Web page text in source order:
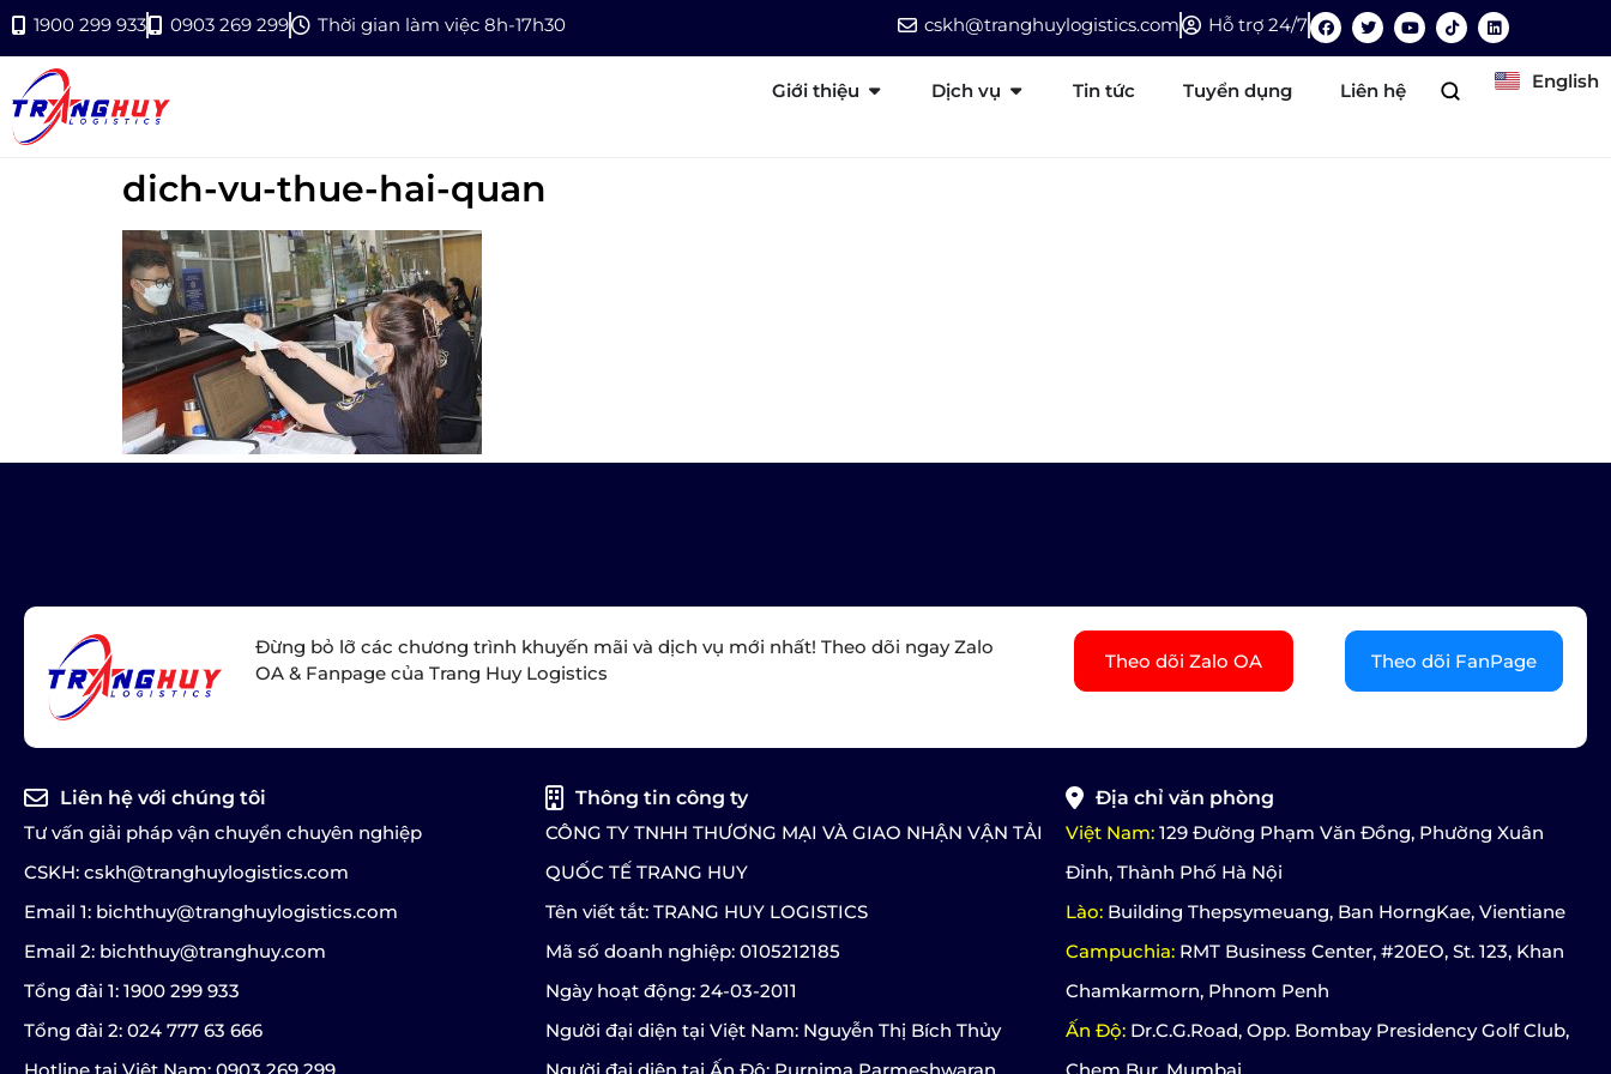
1900 299 933 0903 269 299 Thời gian làm việc 8h-17h30 cskh@tranghuylogistics.com Hỗ trợ 24/7
Giới thiệu Dịch vụ Tin tức Tuyển dụng Liên hệ English
dich-vu-thue-hai-quan
Đừng bỏ lỡ các chương trình khuyến mãi và dịch vụ mới nhất! Theo dõi ngay Zalo
OA & Fanpage của Trang Huy Logistics
Theo dõi Zalo OA Theo dõi FanPage
Liên hệ với chúng tôi
Tư vấn giải pháp vận chuyển chuyên nghiệp
CSKH: cskh@tranghuylogistics.com
Email 1: bichthuy@tranghuylogistics.com
Email 2: bichthuy@tranghuy.com
Tổng đài 1: 1900 299 933
Tổng đài 2: 024 777 63 666
Hotline tại Việt Nam: 0903 269 299
Thông tin công ty
CÔNG TY TNHH THƯƠNG MẠI VÀ GIAO NHẬN VẬN TẢI
QUỐC TẾ TRANG HUY
Tên viết tắt: TRANG HUY LOGISTICS
Mã số doanh nghiệp: 0105212185
Ngày hoạt động: 24-03-2011
Người đại diện tại Việt Nam: Nguyễn Thị Bích Thủy
Người đại diện tại Ấn Độ: Purnima Parmeshwaran
Địa chỉ văn phòng
Việt Nam: 129 Đường Phạm Văn Đồng, Phường Xuân
Đỉnh, Thành Phố Hà Nội
Lào: Building Thepsymeuang, Ban HorngKae, Vientiane
Campuchia: RMT Business Center, #20EO, St. 123, Khan
Chamkarmorn, Phnom Penh
Ấn Độ: Dr.C.G.Road, Opp. Bombay Presidency Golf Club,
Chem Bur, Mumbai